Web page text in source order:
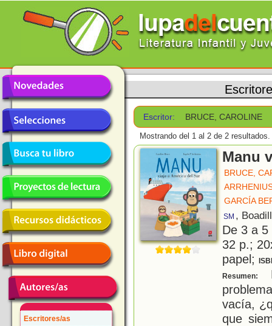
Escritores/as
Escritor: BRUCE, CAROLINE
Mostrando del 1 al 2 de 2 resultados.
Manu
BRUCE,
GARCÍA
SM ,
De 3 a
32 p.;
papel;
Resumen:
vacía,
que